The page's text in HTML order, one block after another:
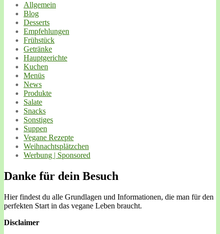
Allgemein
Blog
Desserts
Empfehlungen
Frühstück
Getränke
Hauptgerichte
Kuchen
Menüs
News
Produkte
Salate
Snacks
Sonstiges
Suppen
Vegane Rezepte
Weihnachtsplätzchen
Werbung | Sponsored
Danke für dein Besuch
Hier findest du alle Grundlagen und Informationen, die man für den
perfekten Start in das vegane Leben braucht.
Disclaimer